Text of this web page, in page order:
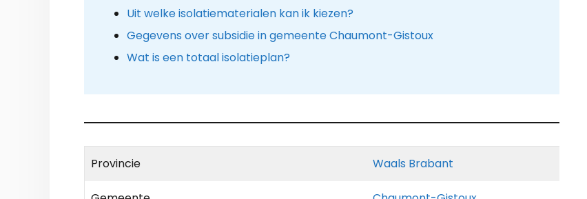
Uit welke isolatiematerialen kan ik kiezen?
Gegevens over subsidie in gemeente Chaumont-Gistoux
Wat is een totaal isolatieplan?
Provincie Waals Brabant